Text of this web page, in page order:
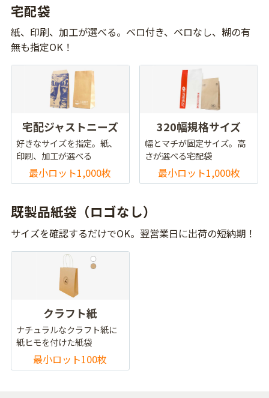
宅配袋
紙、印刷、加工が選べる。ベロ付き、ベロなし、糊の有
無も指定OK！
宅配ジャストニーズ
好きなサイズを指定。紙、
印刷、加工が選べる
最小ロット1,000枚
320幅規格サイズ
幅とマチが固定サイズ。高
さが選べる宅配袋
最小ロット1,000枚
既製品紙袋（ロゴなし）
サイズを確認するだけでOK。翌営業日に出荷の短納期！
クラフト紙
ナチュラルなクラフト紙に
紙ヒモを付けた紙袋
最小ロット100枚